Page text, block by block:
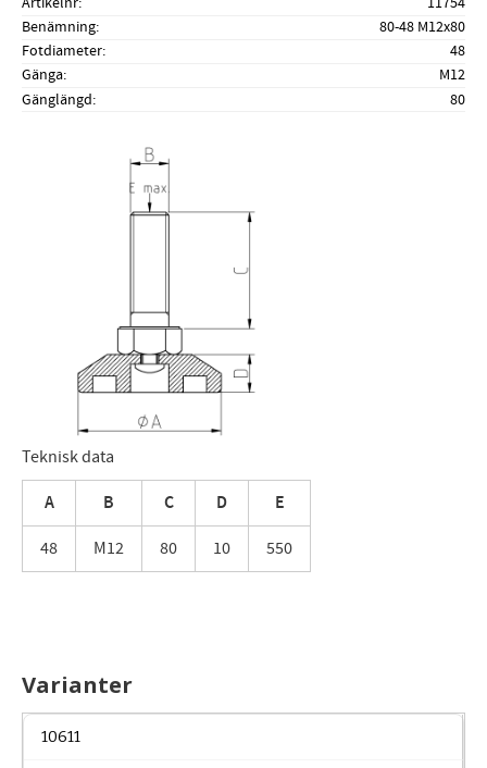
Benämning
80-48 M12x80
Fotdiameter
48
Gänga
M12
Gänglängd
80
Teknisk data
A B C D E
48 M12 80 10 550
Varianter
10611